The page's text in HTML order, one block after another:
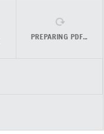
PREPARING PDF…